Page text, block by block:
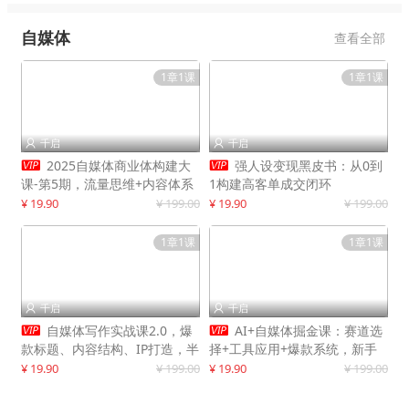
自媒体 查看全部
1章1课
 千启
 2025自媒体商业体构建大
课-第5期，流量思维+内容体系
+变现闭环，打造个人可持续生
¥ 19.90 ¥ 199.00
1章1课
 千启
 强人设变现黑皮书：从0到
1构建高客单成交闭环
¥ 19.90 ¥ 199.00
1章1课
 千启
 自媒体写作实战课2.0，爆
款标题、内容结构、IP打造，半
年复制30万粉月入10万+
¥ 19.90 ¥ 199.00
1章1课
 千启
 AI+自媒体掘金课：赛道选
择+工具应用+爆款系统，新手
快速起步，副业月入8000+
¥ 19.90 ¥ 199.00